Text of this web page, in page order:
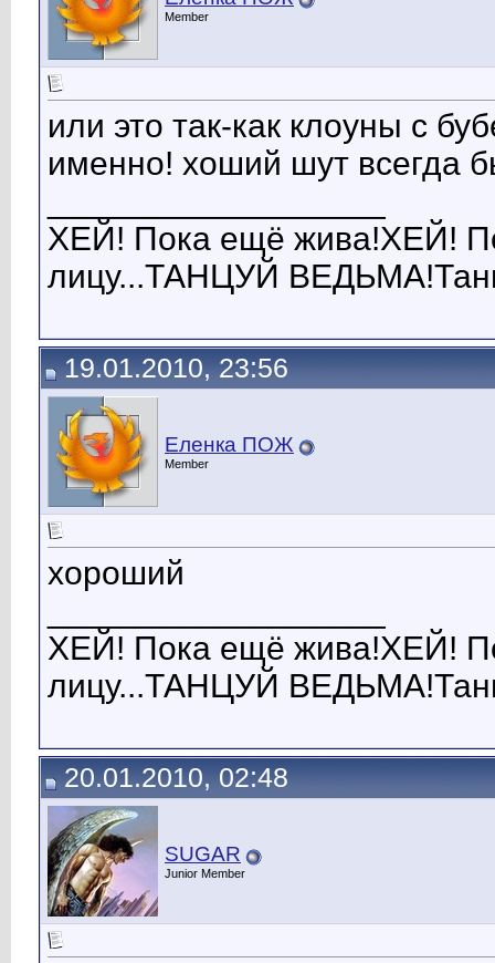
Member
или это так-как клоуны с
именно! хоший шут всегда
ХЕЙ! Пока ещё жива!ХЕЙ!
лицу...ТАНЦУЙ
19.01.2010, 23:56
Еленка ПОЖ
Member
хороший
ХЕЙ! Пока ещё жива!ХЕЙ!
лицу...ТАНЦУЙ
20.01.2010, 02:48
SUGAR
Junior Member